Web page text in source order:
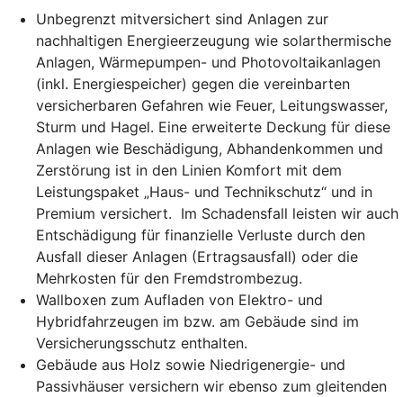
Unbegrenzt mitversichert sind Anlagen zur
nachhaltigen Energieerzeugung wie solarthermische
Anlagen, Wärmepumpen- und Photovoltaikanlagen
(inkl. Energiespeicher) gegen die vereinbarten
versicherbaren Gefahren wie Feuer, Leitungswasser,
Sturm und Hagel. Eine erweiterte Deckung für diese
Anlagen wie Beschädigung, Abhandenkommen und
Zerstörung ist in den Linien Komfort mit dem
Leistungspaket „Haus- und Technikschutz“ und in
Premium versichert. Im Schadensfall leisten wir auch
Entschädigung für finanzielle Verluste durch den
Ausfall dieser Anlagen (Ertragsausfall) oder die
Mehrkosten für den Fremdstrombezug.
Wallboxen zum Aufladen von Elektro- und
Hybridfahrzeugen im bzw. am Gebäude sind im
Versicherungsschutz enthalten.
Gebäude aus Holz sowie Niedrigenergie- und
Passivhäuser versichern wir ebenso zum gleitenden